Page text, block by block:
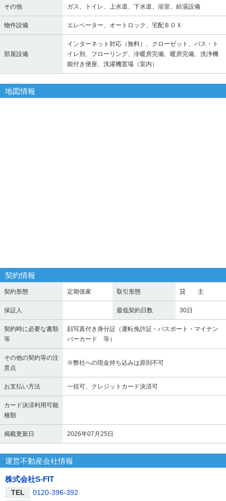
その他 ガス、トイレ、上水道、下水道、浴室、給湯設備
物件設備 エレベーター、オートロック、宅配ＢＯＸ
部屋設備
インターネット対応（無料）、クローゼット、バス・ト
イレ別、フローリング、冷暖房完備、暖房完備、洗浄機
能付き便座、洗濯機置場（室内）
地図情報
契約情報
契約形態 定期借家 取引形態 貸 主
保証人 最低契約日数 30日
契約時に必要な書類
等
顔写真付き身分証（運転免許証・パスポート・マイナン
バーカード 等）
その他の契約等の注
意点
※弊社への現金持ち込みは原則不可
お支払い方法 一括可、クレジットカード決済可
カード決済利用可能
種類
掲載更新日 2026年07月25日
運営不動産会社情報
株式会社S-FIT
TEL
0120-396-392